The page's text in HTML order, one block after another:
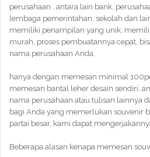
perusahaan , antara lain bank,
lembaga pemerintahan, sekolah dan
memiliki penampilan yang unik,
murah, proses pembuatannya cepat,
nama perusahaan Anda.
hanya dengan memesan minimal
memesan bantal leher desain sendiri,
nama perusahaan atau tulisan lainnya
bagi Anda yang memerlukan souvenir
partai besar, kami dapat
Beberapa alasan kenapa memesan